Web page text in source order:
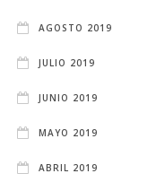
AGOSTO 2019
JULIO 2019
JUNIO 2019
MAYO 2019
ABRIL 2019